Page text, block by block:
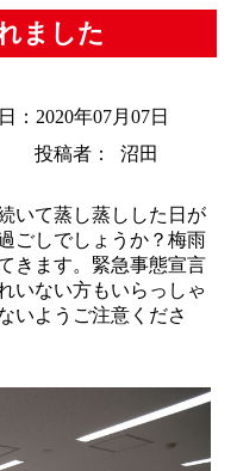
ました
：2020年07月07日
投稿者： 沼田
いて蒸し蒸しした日が
ごしでしょうか？梅雨
きます。緊急事態宣言
いない方もいらっしゃ
いようご注意くださ